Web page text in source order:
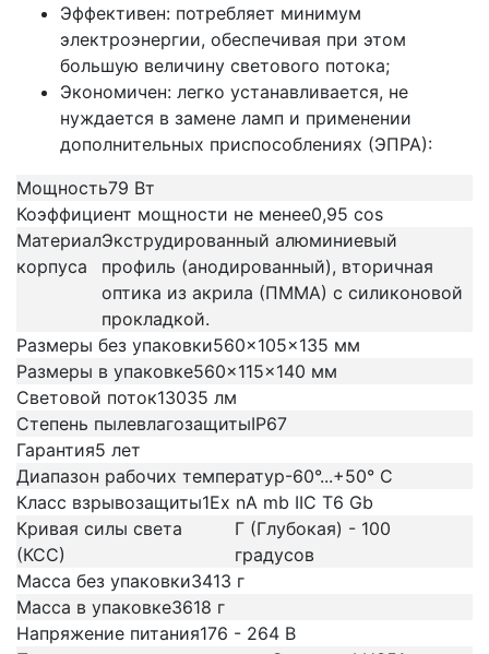
Эффективен: потребляет минимум
электроэнергии, обеспечивая при этом
большую величину светового потока;
Экономичен: легко устанавливается, не
нуждается в замене ламп и применении
дополнительных приспособлениях (ЭПРА):
Мощность79 Вт
Коэффициент мощности не менее0,95 cos
Материал
корпуса
Экструдированный алюминиевый
профиль (анодированный), вторичная
оптика из акрила (ПММА) с силиконовой
прокладкой.
Размеры без упаковки560x105x135 мм
Размеры в упаковке560x115x140 мм
Световой поток13035 лм
Степень пылевлагозащитыIP67
Гарантия5 лет
Диапазон рабочих температур-60°...+50° C
Класс взрывозащиты1Ex nA mb IIC T6 Gb
Кривая силы света
(КСС)
Г (Глубокая) - 100
градусов
Масса без упаковки3413 г
Масса в упаковке3618 г
Напряжение питания176 - 264 В